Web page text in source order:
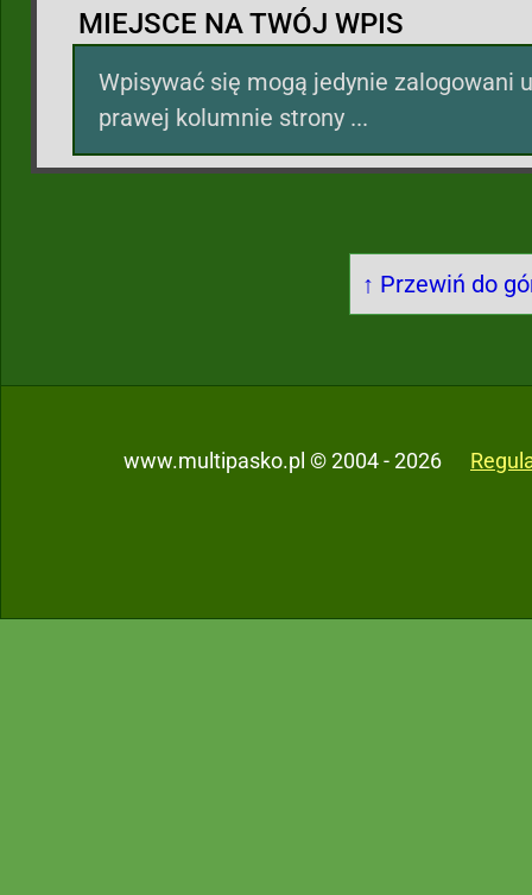
MIEJSCE NA TWÓJ WPIS
Wpisywać się mogą jedynie zalogowani
prawej kolumnie strony ...
↑ Przewiń do
www.multipasko.pl © 2004 - 2026